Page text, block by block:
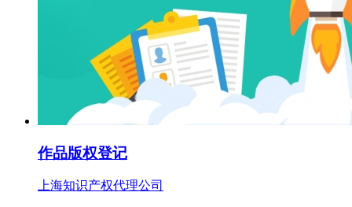
作品版权登记
上海知识产权代理公司